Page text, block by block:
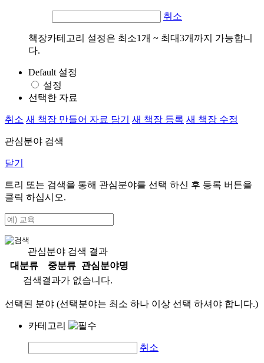
취소
책장카테고리 설정은 최소1개 ~ 최대3개까지 가능합니
다.
Default 설정
설정
선택한 자료
취소 새 책장 만들어 자료 담기 새 책장 등록 새 책장 수정
관심분야 검색
닫기
트리 또는 검색을 통해 관심분야를 선택 하신 후 등록 버튼을
클릭 하십시오.
관심분야 검색 결과
대분류
중분류
관심분야명
검색결과가 없습니다.
선택된 분야 (선택분야는 최소 하나 이상 선택 하셔야 합니다.)
카테고리
취소